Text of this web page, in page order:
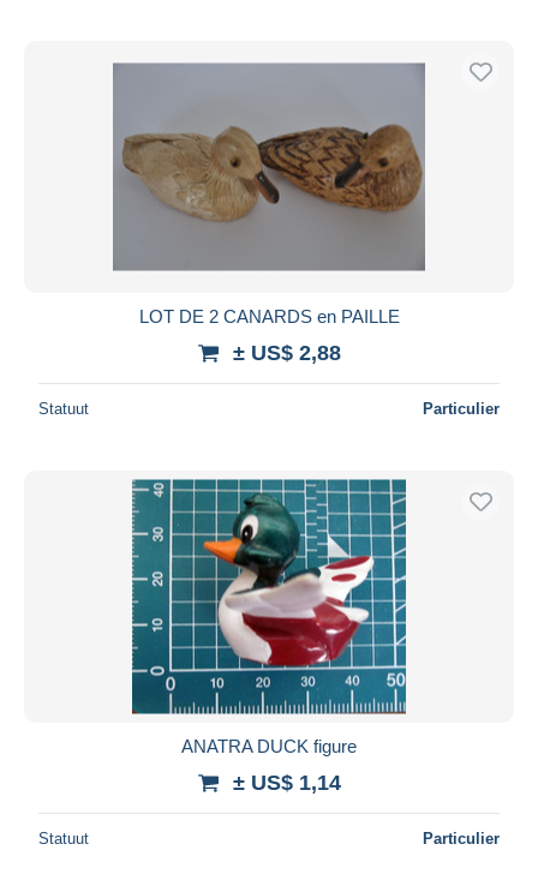
LOT DE 2 CANARDS en PAILLE
± US$ 2,88
Statuut Particulier
ANATRA DUCK figure
± US$ 1,14
Statuut Particulier